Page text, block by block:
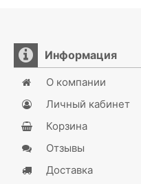
Информация
О компании
Личный кабинет
Корзина
Отзывы
Доставка